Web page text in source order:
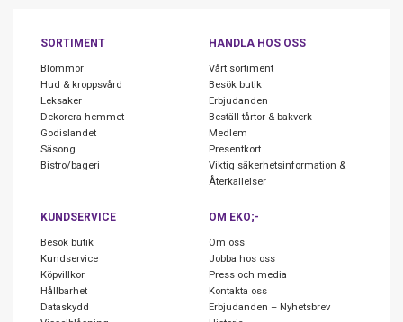
SORTIMENT
Blommor
Hud & kroppsvård
Leksaker
Dekorera hemmet
Godislandet
Säsong
Bistro/bageri
HANDLA HOS OSS
Vårt sortiment
Besök butik
Erbjudanden
Beställ tårtor & bakverk
Medlem
Presentkort
Viktig säkerhetsinformation &
Återkallelser
KUNDSERVICE
Besök butik
Kundservice
Köpvillkor
Hållbarhet
Dataskydd
OM EKO;-
Om oss
Jobba hos oss
Press och media
Kontakta oss
Erbjudanden – Nyhetsbrev